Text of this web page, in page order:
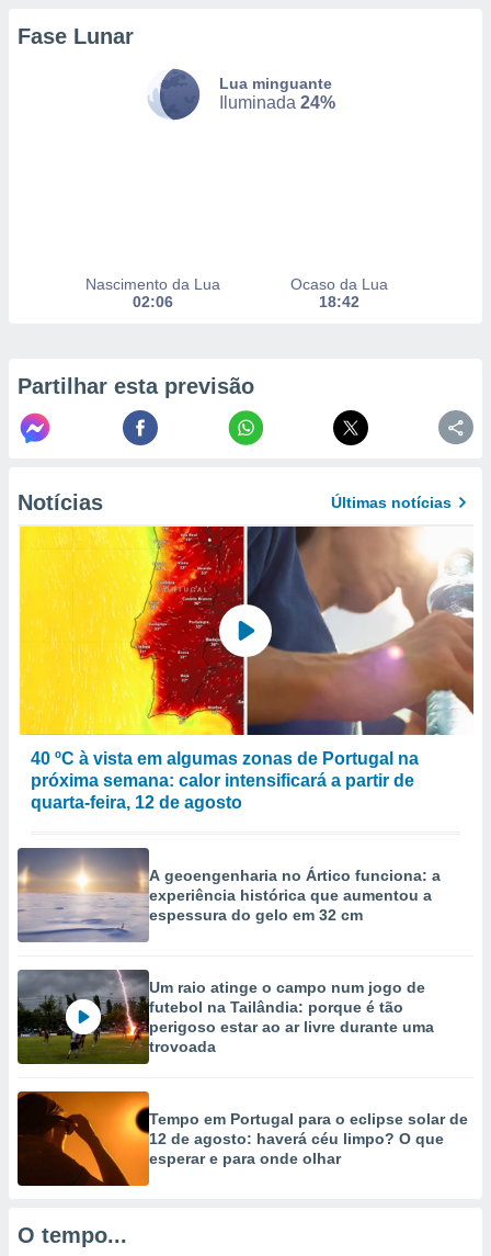
seus
se
ou opor-
qualquer
em “
na
num
para
utilizar
criar
medir
da
medir o
os
Fase Lunar
Lua minguante
Iluminada 24%
Nascimento da Lua
02:06
Ocaso da Lua
18:42
Partilhar esta previsão
Notícias Últimas notícias
40 ºC à vista em algumas zonas de Portugal na
próxima semana: calor intensificará a partir de
quarta-feira, 12 de agosto
A geoengenharia no Ártico funciona: a
experiência histórica que aumentou a
espessura do gelo em 32 cm
Um raio atinge o campo num jogo de
futebol na Tailândia: porque é tão
perigoso estar ao ar livre durante uma
trovoada
Tempo em Portugal para o eclipse solar de
12 de agosto: haverá céu limpo? O que
esperar e para onde olhar
O tempo...